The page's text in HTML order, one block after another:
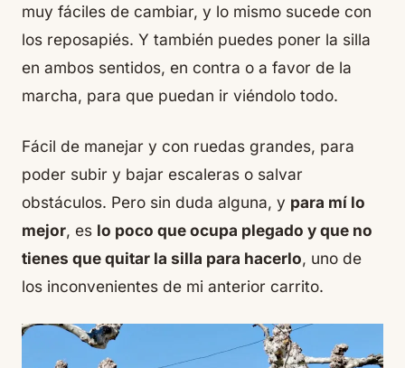
muy fáciles de cambiar, y lo mismo sucede con
los reposapiés. Y también puedes poner la silla
en ambos sentidos, en contra o a favor de la
marcha, para que puedan ir viéndolo todo.
Fácil de manejar y con ruedas grandes, para
poder subir y bajar escaleras o salvar
obstáculos. Pero sin duda alguna, y para mí lo
mejor, es lo poco que ocupa plegado y que no
tienes que quitar la silla para hacerlo, uno de
los inconvenientes de mi anterior carrito.